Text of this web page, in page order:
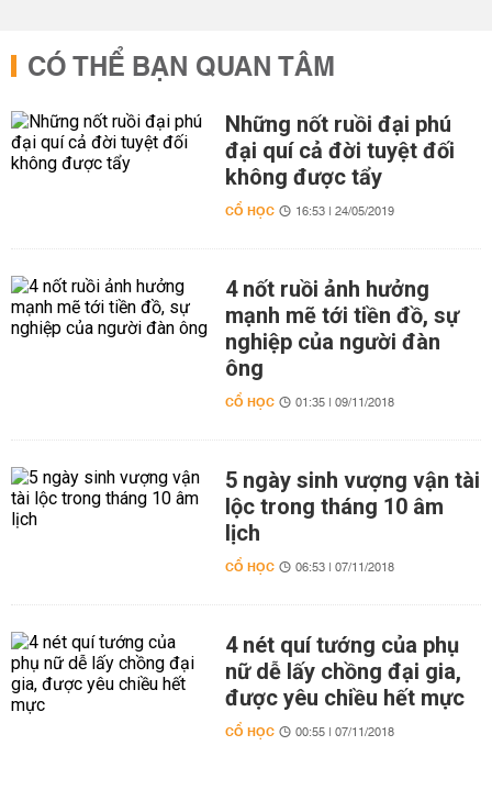
CÓ THỂ BẠN QUAN TÂM
Những nốt ruồi đại phú
đại quí cả đời tuyệt đối
không được tẩy
CỔ HỌC 16:53 | 24/05/2019
4 nốt ruồi ảnh hưởng
mạnh mẽ tới tiền đồ, sự
nghiệp của người đàn
ông
CỔ HỌC 01:35 | 09/11/2018
5 ngày sinh vượng vận tài
lộc trong tháng 10 âm
lịch
CỔ HỌC 06:53 | 07/11/2018
4 nét quí tướng của phụ
nữ dễ lấy chồng đại gia,
được yêu chiều hết mực
CỔ HỌC 00:55 | 07/11/2018